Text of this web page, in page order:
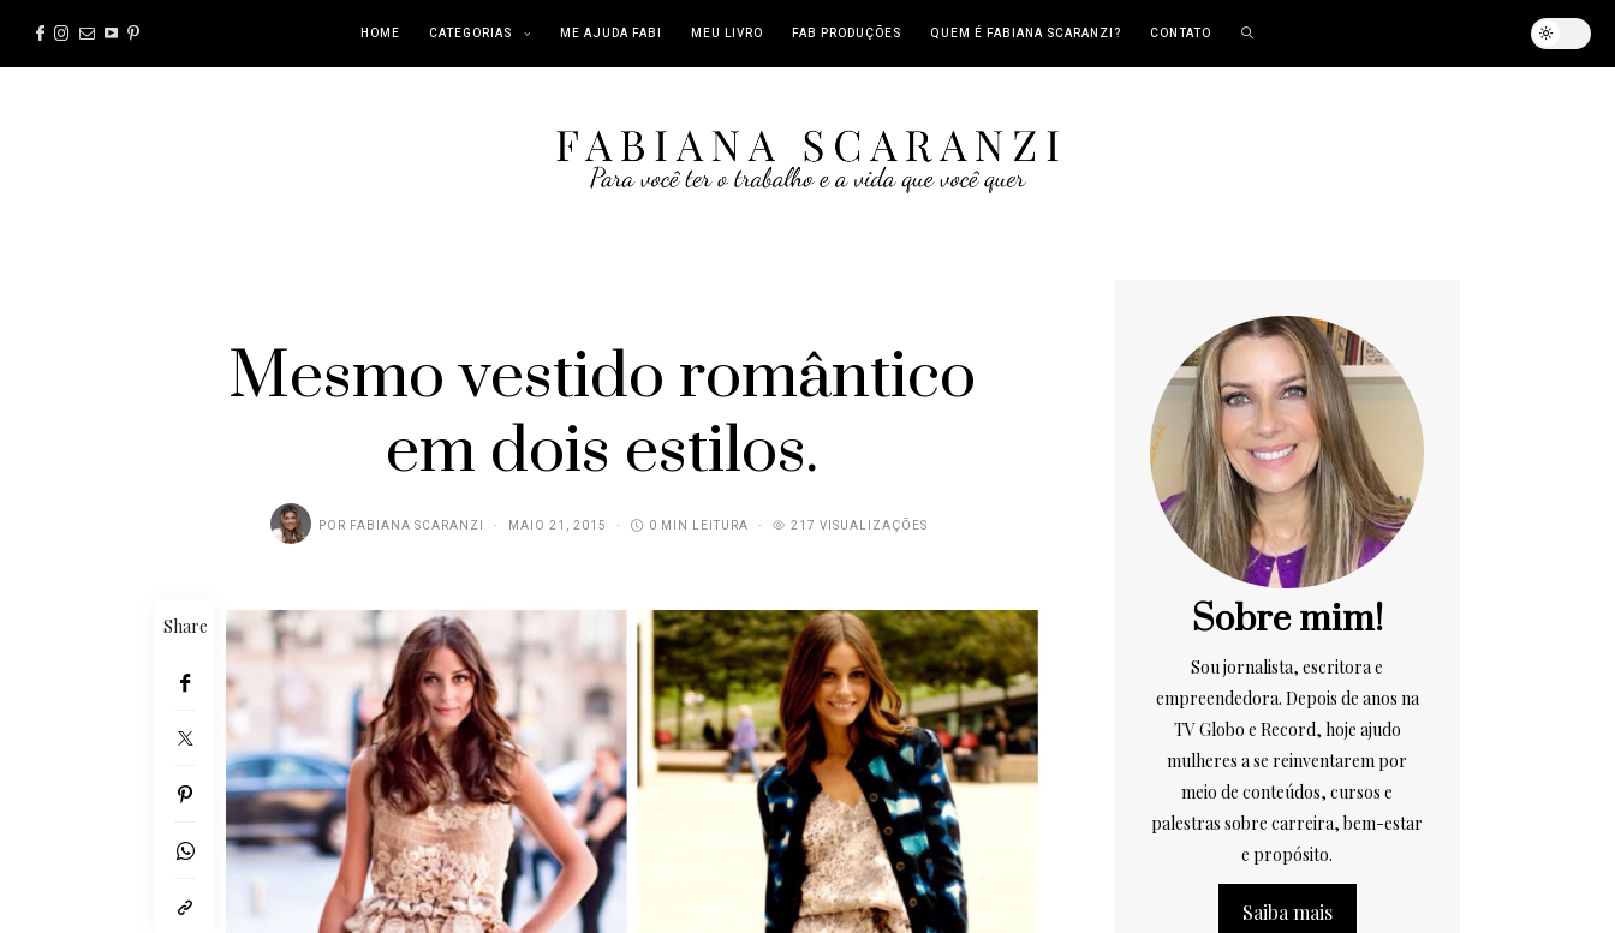
HOME CATEGORIAS ME AJUDA FABI MEU LIVRO FAB PRODUÇÕES QUEM É FABIANA SCARANZI? CONTATO
Mesmo vestido romântico
em dois estilos.
POR FABIANA SCARANZI MAIO 21, 2015 0 MIN LEITURA 217 VISUALIZAÇÕES
Share Sobre mim!
Sou jornalista, escritora e
empreendedora. Depois de anos na
TV Globo e Record, hoje ajudo
mulheres a se reinventarem por
meio de conteúdos, cursos e
palestras sobre carreira, bem-estar
e propósito.
Saiba mais